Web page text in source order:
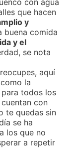
con agua
que hacen
y
buena comida
y el
se nota
aquí
la
todos los
con
te quedas sin
se ha
los que no
a repetir